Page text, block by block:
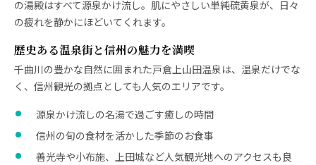
の湯殿はすべて源泉かけ流し。肌にやさしい単純硫黄泉が、日々
の疲れを静かにほどいてくれます。
歴史ある温泉街と信州の魅力を満喫
千曲川の豊かな自然に囲まれた戸倉上山田温泉は、温泉だけでな
く、信州観光の拠点としても人気のエリアです。
源泉かけ流しの名湯で過ごす癒しの時間
信州の旬の食材を活かした季節のお食事
善光寺や小布施、上田城など人気観光地へのアクセスも良